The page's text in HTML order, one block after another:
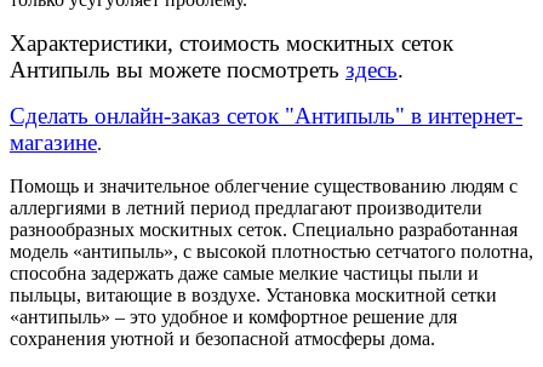
Характеристики, стоимость москитных сеток
Антипыль вы можете посмотреть здесь.
Сделать онлайн-заказ сеток "Антипыль" в интернет-
магазине.
Помощь и значительное облегчение существованию людям с
аллергиями в летний период предлагают производители
разнообразных москитных сеток. Специально разработанная
модель «антипыль», с высокой плотностью сетчатого полотна,
способна задержать даже самые мелкие частицы пыли и
пыльцы, витающие в воздухе. Установка москитной сетки
«антипыль» – это удобное и комфортное решение для
сохранения уютной и безопасной атмосферы дома.